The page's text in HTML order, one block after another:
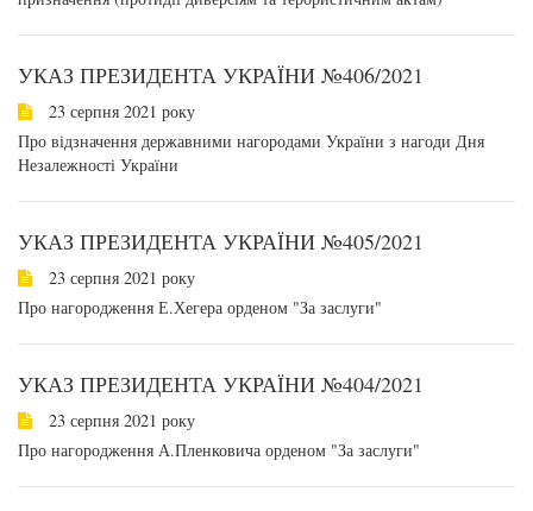
УКАЗ ПРЕЗИДЕНТА УКРАЇНИ №406/2021
23 серпня 2021 року
Про відзначення державними нагородами України з нагоди Дня
Незалежності України
УКАЗ ПРЕЗИДЕНТА УКРАЇНИ №405/2021
23 серпня 2021 року
Про нагородження Е.Хегера орденом "За заслуги"
УКАЗ ПРЕЗИДЕНТА УКРАЇНИ №404/2021
23 серпня 2021 року
Про нагородження А.Пленковича орденом "За заслуги"